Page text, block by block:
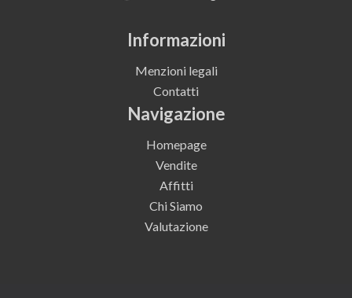
Informazioni
Menzioni legali
Contatti
Navigazione
Homepage
Vendite
Affitti
Chi Siamo
Valutazione